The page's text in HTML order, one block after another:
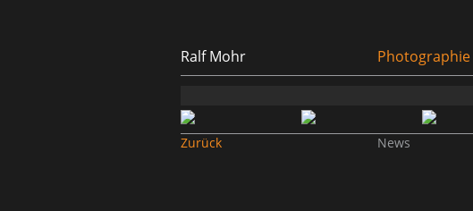
Ralf Mohr Photographie
Zurück News